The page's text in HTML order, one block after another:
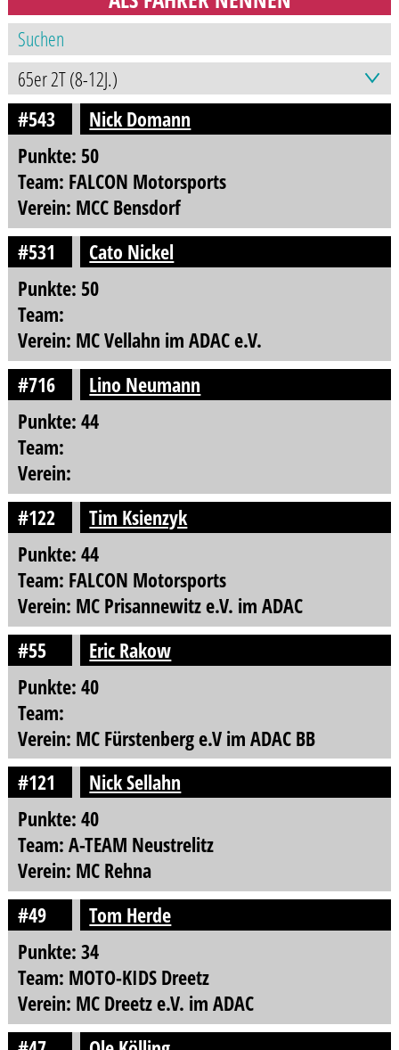
#543
Nick Domann
Punkte: 50
Team: FALCON Motorsports
Verein: MCC Bensdorf
#531
Cato Nickel
Punkte: 50
Team:
Verein: MC Vellahn im ADAC e.V.
#716
Lino Neumann
Punkte: 44
Team:
Verein:
#122
Tim Ksienzyk
Punkte: 44
Team: FALCON Motorsports
Verein: MC Prisannewitz e.V. im ADAC
#55
Eric Rakow
Punkte: 40
Team:
Verein: MC Fürstenberg e.V im ADAC BB
#121
Nick Sellahn
Punkte: 40
Team: A-TEAM Neustrelitz
Verein: MC Rehna
#49
Tom Herde
Punkte: 34
Team: MOTO-KIDS Dreetz
Verein: MC Dreetz e.V. im ADAC